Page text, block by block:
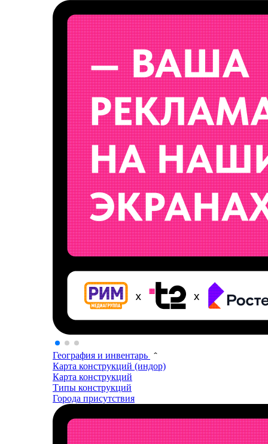
География и инвентарь
Карта конструкций (индор)
Карта конструкций
Типы конструкций
Города присутствия